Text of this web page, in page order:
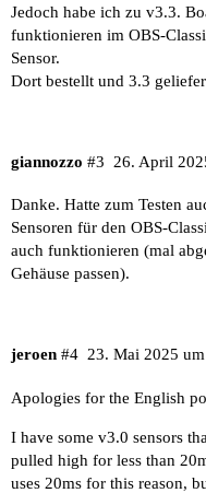
Jedoch habe ich zu v3.3.
funktionieren im OBS-
Sensor.
Dort bestellt und 3.3
giannozzo 26. April
#3
Danke. Hatte zum Testen
Sensoren für den OBS-
auch funktionieren (mal
Gehäuse passen).
jeroen 23. Mai 2025
#4
Apologies for the English
I have some v3.0 sensors
pulled high for less than
uses 20ms for this reason,